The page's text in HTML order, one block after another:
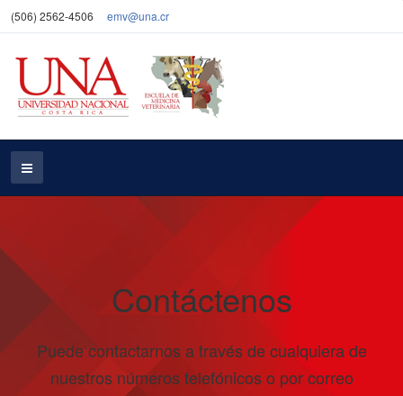
(506) 2562-4506 emv@una.cr
Contáctenos
Puede contactarnos a través de cualquiera de
nuestros números telefónicos o por correo